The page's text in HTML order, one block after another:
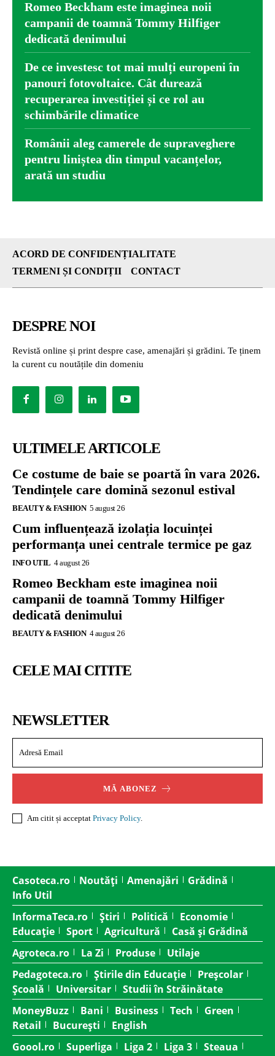
Romeo Beckham este imaginea noii
campanii de toamnă Tommy Hilfiger
dedicată denimului
De ce investesc tot mai mulți europeni în
panouri fotovoltaice. Cât durează
recuperarea investiției și ce rol au
schimbările climatice
Românii aleg camerele de supraveghere
pentru liniștea din timpul vacanțelor,
arată un studiu
ACORD DE CONFIDENȚIALITATE
TERMENI ȘI CONDIȚII
CONTACT
DESPRE NOI
Revistă online și print despre case, amenajări și grădini. Te ținem
la curent cu noutățile din domeniu
ULTIMELE ARTICOLE
Ce costume de baie se poartă în vara 2026.
Tendințele care domină sezonul estival
BEAUTY & FASHION 5 august 26
Cum influențează izolația locuinței
performanța unei centrale termice pe gaz
INFO UTIL 4 august 26
Romeo Beckham este imaginea noii
campanii de toamnă Tommy Hilfiger
dedicată denimului
BEAUTY & FASHION 4 august 26
CELE MAI CITITE
NEWSLETTER
MĂ ABONEZ
Am citit și acceptat Privacy Policy.
Casoteca.ro Noutăți Amenajări
Grădină
Info Util
InformaTeca.ro
Știri Politică
Economie
Educație
Sport Agricultură
Casă și Grădină
Agroteca.ro
La Zi Produse
Utilaje
Pedagoteca.ro
Știrile din Educație
Preșcolar
Școală
Universitar
Studii în Străinătate
MoneyBuzz
Bani Business Tech
Green
Retail
București
English
Goool.ro
Superliga Liga 2 Liga 3
Steaua